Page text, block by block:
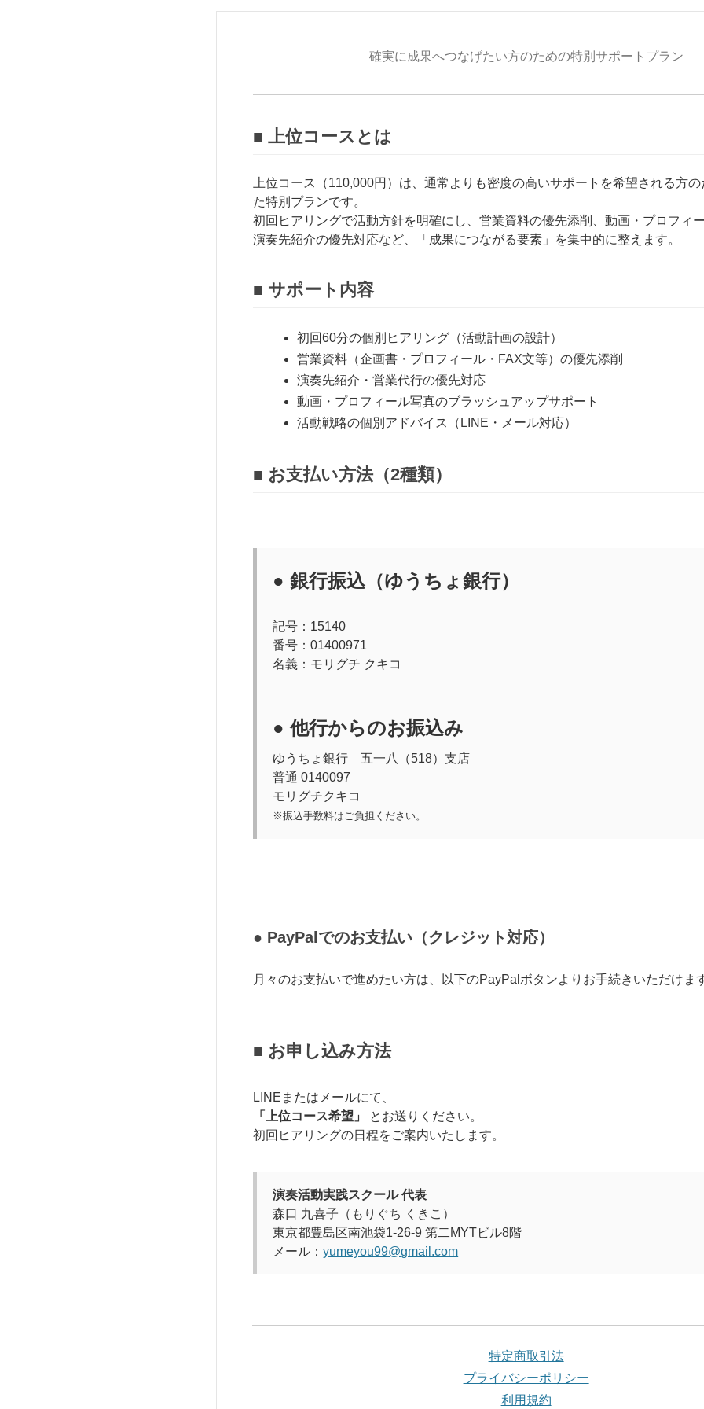
確実に成果へつなげたい方のための特別サポートプラン
■ 上位コースとは
上位コース（110,000円）は、通常よりも密度の高いサポートを希望される方
た特別プランです。
初回ヒアリングで活動方針を明確にし、営業資料の優先添削、動画・プロフィ
演奏先紹介の優先対応など、「成果につながる要素」を集中的に整えます。
■ サポート内容
初回60分の個別ヒアリング（活動計画の設計）
営業資料（企画書・プロフィール・FAX文等）の優先添削
演奏先紹介・営業代行の優先対応
動画・プロフィール写真のブラッシュアップサポート
活動戦略の個別アドバイス（LINE・メール対応）
■ お支払い方法（2種類）
● 銀行振込（ゆうちょ銀行）
記号：15140
番号：01400971
名義：モリグチ クキコ
● 他行からのお振込み
ゆうちょ銀行 五一八（518）支店
普通 0140097
モリグチクキコ
※振込手数料はご負担ください。
● PayPalでのお支払い（クレジット対応）
月々のお支払いで進めたい方は、以下のPayPalボタンよりお手続きいただけま
■ お申し込み方法
LINEまたはメールにて、
「上位コース希望」
とお送りください。
初回ヒアリングの日程をご案内いたします。
演奏活動実践スクール 代表
森口 九喜子（もりぐち くきこ）
東京都豊島区南池袋1-26-9 第二MYTビル8階
メール：yumeyou99@gmail.com
特定商取引法
プライバシーポリシー
利用規約